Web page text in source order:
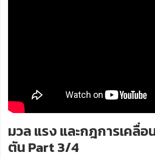
มวล แรง และกฎการเคลื่
ตัน Part 3/4